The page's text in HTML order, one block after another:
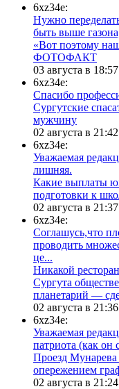
6xz34e:
Нужно
быть выше
«Вот поэтому
ФОТОФАКТ
03 августа в 18:57
6xz34e:
Спасибо
Сургутские
мужчину
02 августа в 21:42
6xz34e:
Уважаемая
лишняя.
Какие выплаты
подготовки к
02 августа в 21:37
6xz34e:
Соглашусь,что
проводить
це...
​Никакой
Сургута
планетарий —
02 августа в 21:36
6xz34e:
Уважаемая
патриота (как он
​Проезд Мунарева
опережением
02 августа в 21:24